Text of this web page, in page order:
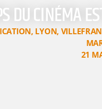
DU CINÉMA
, LYON,
21